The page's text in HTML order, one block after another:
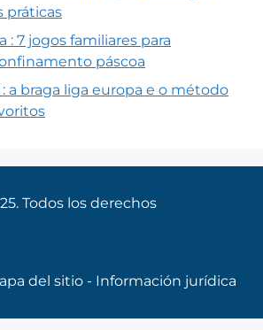
práticas
: 7 jogos familiares para
páscoa
a braga liga europa e o método
Todos los derechos
del sitio - Información jurídica